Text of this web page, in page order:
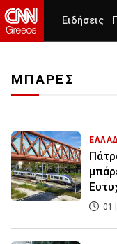
Ειδήσεις
ΜΠΑΡΕΣ
01